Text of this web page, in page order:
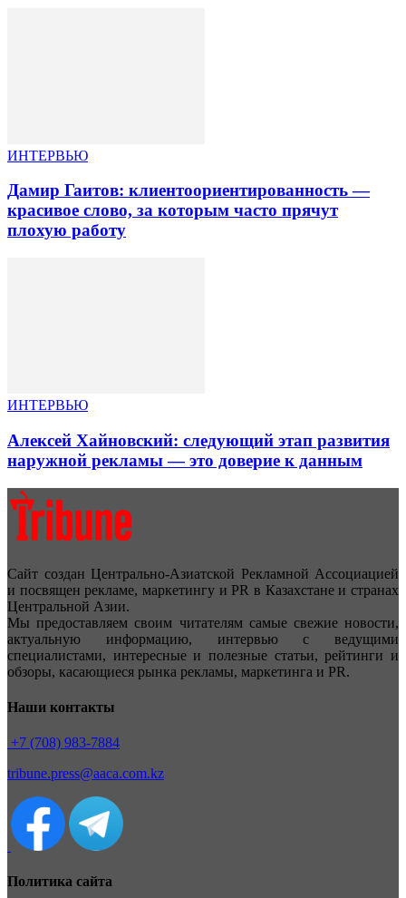
ИНТЕРВЬЮ
Дамир Гаитов: клиентоориентированность —
красивое слово, за которым часто прячут
плохую работу
ИНТЕРВЬЮ
Алексей Хайновский: следующий этап развития
наружной рекламы — это доверие к данным
Сайт создан Центрально-Азиатской Рекламной Ассоциацией
и посвящен рекламе, маркетингу и PR в Казахстане и странах
Центральной Азии.
Мы предоставляем своим читателям самые свежие новости,
актуальную информацию, интервью с ведущими
специалистами, интересные и полезные статьи, рейтинги и
обзоры, касающиеся рынка рекламы, маркетинга и PR.
Наши контакты
+7 (708) 983-7884
tribune.press@aaca.com.kz
Политика сайта